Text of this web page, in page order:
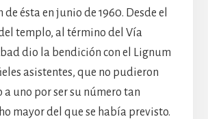
ésta en junio de 1960. Desde el
templo, al término del Vía
dio la bendición con el Lignum
asistentes, que no pudieron
uno por ser su número tan
mayor del que se había previsto.